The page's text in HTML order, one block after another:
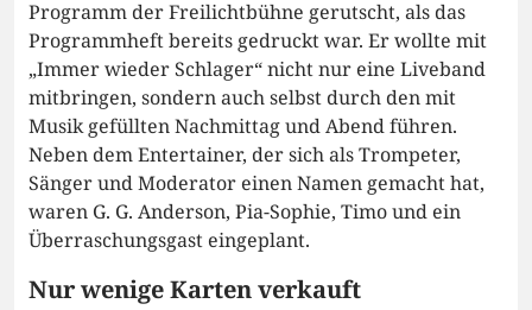
Programm der Freilichtbühne gerutscht, als das
Programmheft bereits gedruckt war. Er wollte mit
„Immer wieder Schlager“ nicht nur eine Liveband
mitbringen, sondern auch selbst durch den mit
Musik gefüllten Nachmittag und Abend führen.
Neben dem Entertainer, der sich als Trompeter,
Sänger und Moderator einen Namen gemacht hat,
waren G. G. Anderson, Pia-Sophie, Timo und ein
Überraschungsgast eingeplant.
Nur wenige Karten verkauft